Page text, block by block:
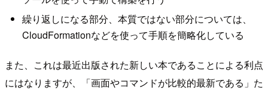
繰り返しになる部分、本質ではない部分については、
CloudFormationなどを使って手順を簡略化している
また、これは最近出版された新しい本であることによる利点
にはなりますが、「画面やコマンドが比較的最新である」た